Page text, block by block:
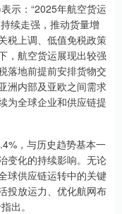
示：“2025年航空货运
续走强，推动货量增
税上调、低值免税政策
，航空货运展现出较强
落地前提前安排货物交
洲内部及亚欧之间需求
为全球企业和供应链提
，与历史趋势基本一
变化的持续影响。无论
球供应链运转中的关键
投放运力、优化航网布
出。